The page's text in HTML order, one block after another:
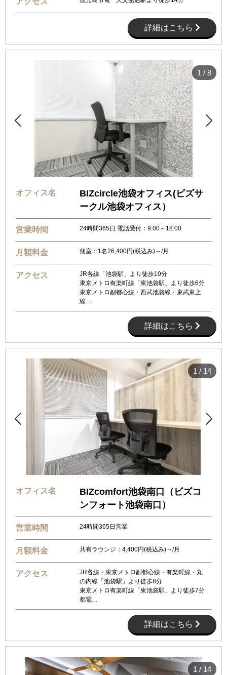
詳細はこちら
 
1 / 8
オフィス名
BIZcircle池袋オフィス(ビズサ
ークル池袋オフィス）
営業時間 24時間365日 電話受付：9:00～18:00
月額料金 個室：1名26,400円(税込み)～/月
アクセス
JR各線「池袋駅」より徒歩10分
東京メトロ有楽町線「東池袋駅」より徒歩6分
東京メトロ副都心線・西武池袋線・東武東上
線…
詳細はこちら
 
1 / 14
オフィス名
BIZcomfort池袋南口（ビズコ
ンフォート池袋南口）
営業時間 24時間365日営業
月額料金 共有ラウンジ：4,400円(税込み)～/月
アクセス
JR各線・東京メトロ副都心線・有楽町線・丸
の内線「池袋駅」より徒歩8分
東京メトロ有楽町線「東池袋駅」より徒歩7分
都電…
詳細はこちら
1 / 14